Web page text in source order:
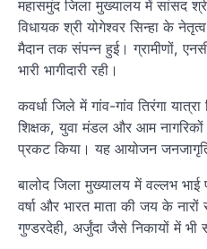
महासमुंद जिला मुख्यालय में सांसद
विधायक श्री योगेश्वर सिन्हा के
मैदान तक संपन्न हुई। ग्रामीणों,
भारी भागीदारी रही।
कवर्धा जिले में गांव-गांव तिरंगा
शिक्षक, युवा मंडल और आम
प्रकट किया। यह आयोजन
बालोद जिला मुख्यालय में वल्लभ भाई
वर्षा और भारत माता की जय के नारों
गुण्डरदेही, अर्जुंदा जैसे निकायों में भी